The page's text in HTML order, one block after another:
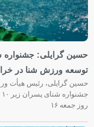
توسعه ورزش شنا در
حسین گرایلی، رئیس هیأت
روز جمعه‌ ۱۶